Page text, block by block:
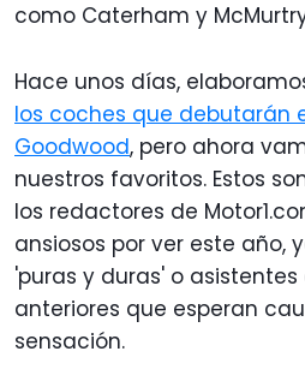
como Caterham y
Hace unos días,
los coches que debutarán
Goodwood, pero ahora
nuestros favoritos. Estos
los redactores de
ansiosos por ver este año,
'puras y duras' o
anteriores que esperan
sensación.